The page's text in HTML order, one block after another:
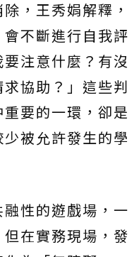
，王秀娟解釋，
不斷進行自我評
注意什麼？有沒
協助？」這些判
要的一環，卻是
被允許發生的學
性的遊戲場，一
在實務現場，發